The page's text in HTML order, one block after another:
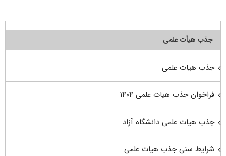
جذب هیأت علمی
جذب هیات علمی
فراخوان جذب هیات علمی ۱۴۰۴
جذب هیات علمی دانشگاه آزاد
شرایط سنی جذب هیات علمی